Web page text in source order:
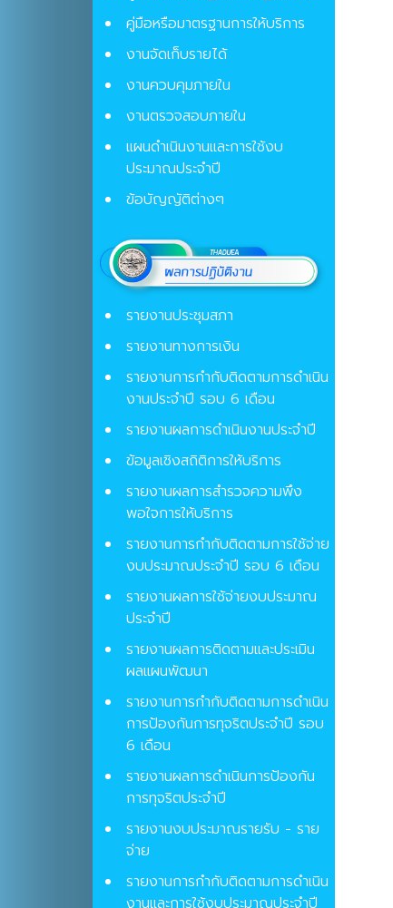
คู่มือหรือมาตรฐานการให้บริการ
งานจัดเก็บรายได้
งานควบคุมภายใน
งานตรวจสอบภายใน
แผนดำเนินงานและการใช้งบ
ประมาณประจำปี
ข้อบัญญัติต่างๆ
รายงานประชุมสภา
รายงานทางการเงิน
รายงานการกำกับติดตามการดำเนิน
งานประจำปี รอบ 6 เดือน
รายงานผลการดำเนินงานประจำปี
ข้อมูลเชิงสถิติการให้บริการ
รายงานผลการสำรวจความพึง
พอใจการให้บริการ
รายงานการกำกับติดตามการใช้จ่าย
งบประมาณประจำปี รอบ 6 เดือน
รายงานผลการใช้จ่ายงบประมาณ
ประจำปี
รายงานผลการติดตามและประเมิน
ผลแผนพัฒนา
รายงานการกำกับติดตามการดำเนิน
การป้องกันการทุจริตประจำปี รอบ
6 เดือน
รายงานผลการดำเนินการป้องกัน
การทุจริตประจำปี
รายงานงบประมาณรายรับ - ราย
จ่าย
รายงานการกำกับติดตามการดำเนิน
งานและการใช้งบประมาณประจำปี